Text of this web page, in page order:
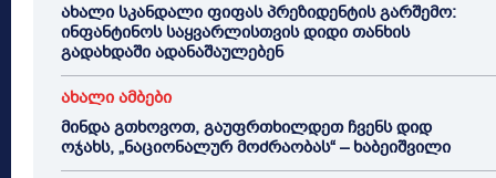
ახალი სკანდალი ფიფას პრეზიდენტის გარშემო:
ინფანტინოს საყვარლისთვის დიდი თანხის
გადახდაში ადანაშაულებენ
ახალი ამბები
მინდა გთხოვოთ, გაუფრთხილდეთ ჩვენს დიდ
ოჯახს, „ნაციონალურ მოძრაობას“ – ხაბეიშვილი